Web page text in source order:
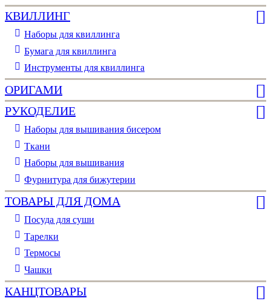
КВИЛЛИНГ
Наборы для квиллинга
Бумага для квиллинга
Инструменты для квиллинга
ОРИГАМИ
РУКОДЕЛИЕ
Наборы для вышивания бисером
Ткани
Наборы для вышивания
Фурнитура для бижутерии
ТОВАРЫ ДЛЯ ДОМА
Посуда для суши
Тарелки
Термосы
Чашки
КАНЦТОВАРЫ